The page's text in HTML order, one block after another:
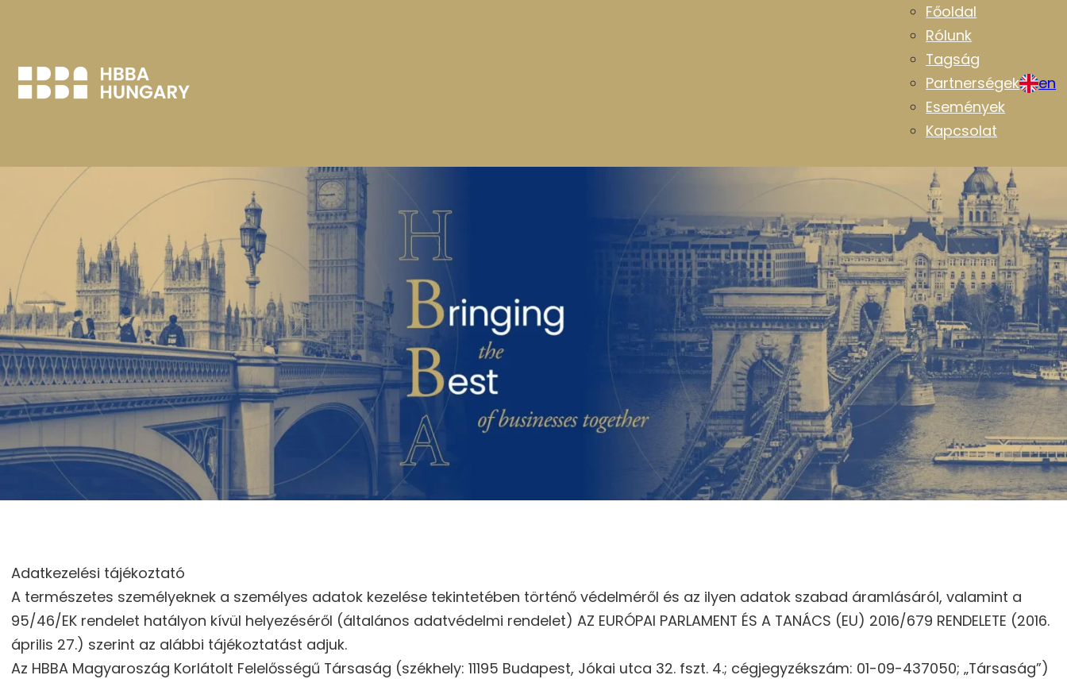
Főoldal
Rólunk
Tagság
Partnerségek
Események
Kapcsolat
en
Adatkezelési tájékoztató
A természetes személyeknek a személyes adatok kezelése tekintetében történő védelméről és az ilyen adatok szabad áramlásáról, valamint a
95/46/EK rendelet hatályon kívül helyezéséről (általános adatvédelmi rendelet) AZ EURÓPAI PARLAMENT ÉS A TANÁCS (EU) 2016/679 RENDELETE (2016.
április 27.) szerint az alábbi tájékoztatást adjuk.
Az HBBA Magyaroszág Korlátolt Felelősségű Társaság (székhely: 11195 Budapest, Jókai utca 32. fszt. 4.; cégjegyzékszám: 01-09-437050; „Társaság”)